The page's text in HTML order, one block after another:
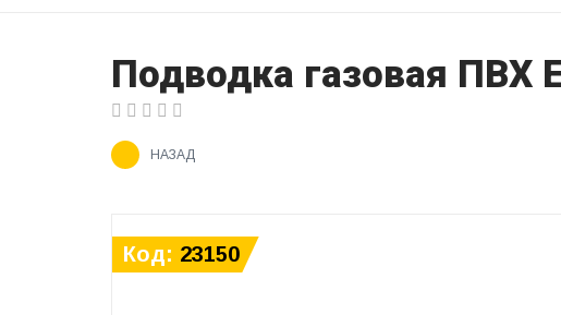
Подводка газовая ПВХ
НАЗАД
Код: 23150